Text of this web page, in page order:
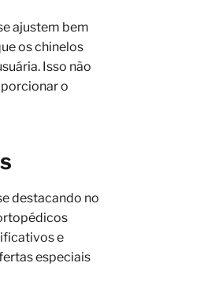
ajustem bem
os chinelos
Isso não
o
destacando no
e
especiais